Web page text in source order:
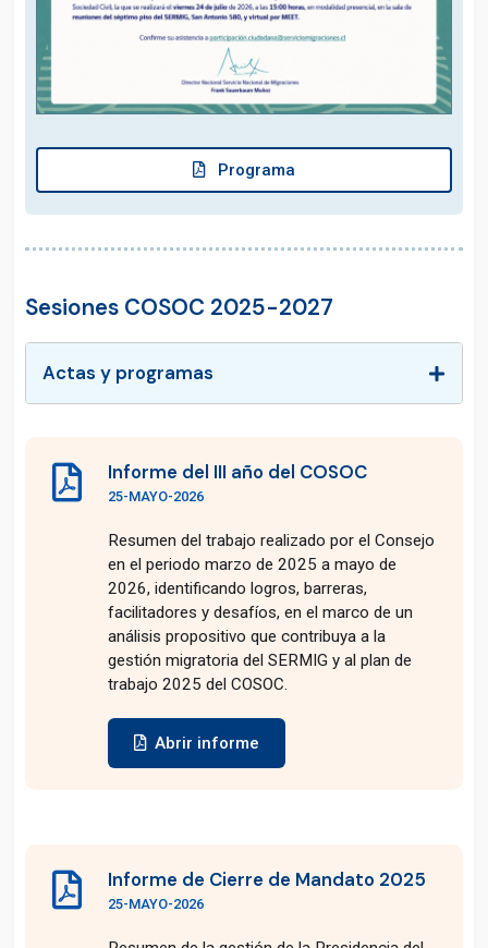
Programa
Sesiones COSOC 2025-2027
Actas y programas
Informe del III año del COSOC
25-MAYO-2026
Resumen del trabajo realizado por el Consejo
en el periodo marzo de 2025 a mayo de
2026, identificando logros, barreras,
facilitadores y desafíos, en el marco de un
análisis propositivo que contribuya a la
gestión migratoria del SERMIG y al plan de
trabajo 2025 del COSOC.
Abrir informe
Informe de Cierre de Mandato 2025
25-MAYO-2026